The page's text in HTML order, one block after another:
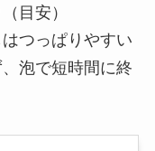
目安）
つっぱりやすい
泡で短時間に終